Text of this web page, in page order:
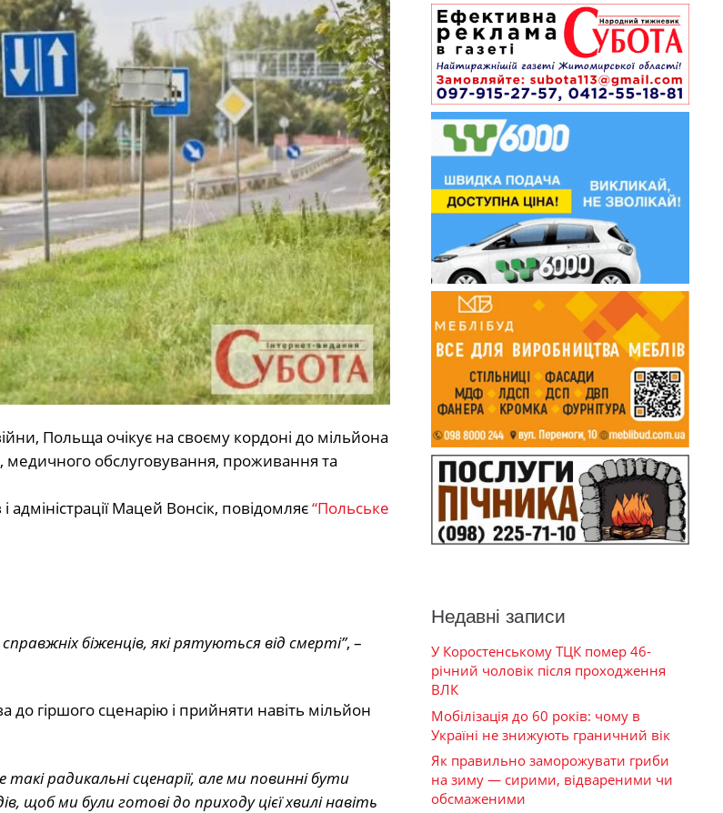
Польща очікує на своєму кордоні до мільйона
медичного обслуговування, проживання та
адміністрації Мацей Вонсік, повідомляє“Польське
біженців, які рятуються від смерті”, –
гіршого сценарію і прийняти навіть мільйон
радикальні сценарії, але ми повинні бути
щоб ми були готові до приходу цієї хвилі навіть
Недавні записи
У Коростенському ТЦК помер 46-
річний чоловік після проходження
ВЛК
Мобілізація до 60 років: чому в
Україні не знижують граничний вік
Як правильно заморожувати гриби
на зиму — сирими, відвареними чи
обсмаженими